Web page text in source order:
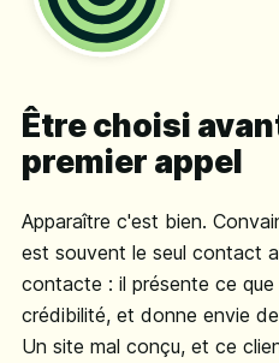
Être choisi
premier appel
Apparaître c'est bien.
est souvent le seul contact
contacte : il présente ce
crédibilité, et donne envie
Un site mal conçu, et ce